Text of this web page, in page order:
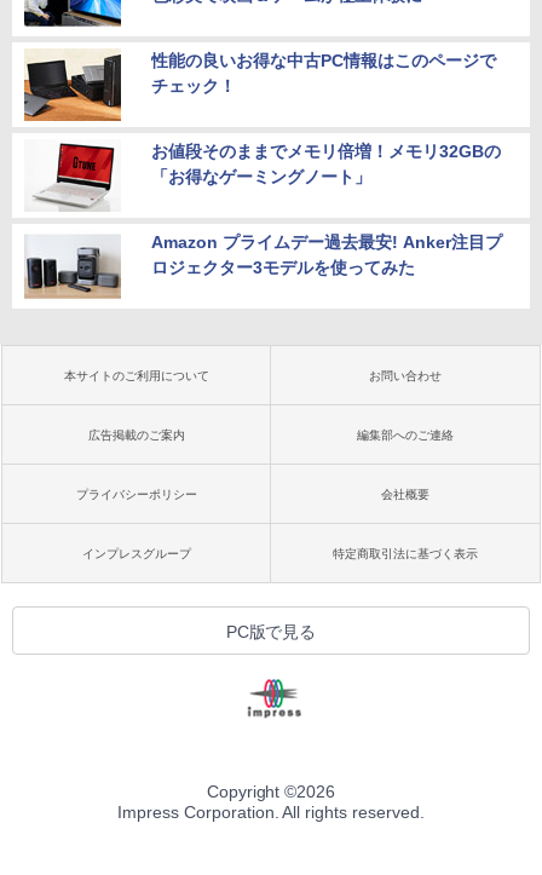
性能の良いお得な中古PC情報はこのページで
チェック！
お値段そのままでメモリ倍増！メモリ32GBの
「お得なゲーミングノート」
Amazon プライムデー過去最安! Anker注目プ
ロジェクター3モデルを使ってみた
本サイトのご利用について お問い合わせ
広告掲載のご案内 編集部へのご連絡
プライバシーポリシー 会社概要
インプレスグループ 特定商取引法に基づく表示
PC版で見る
Copyright ©2026
Impress Corporation. All rights reserved.